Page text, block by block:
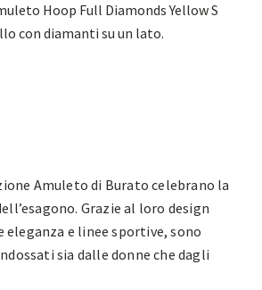
Hoop Full Diamonds Yellow S
con diamanti su un lato.
Amuleto di Burato celebrano la
Grazie al loro design
eleganza e linee sportive, sono
sia dalle donne che dagli